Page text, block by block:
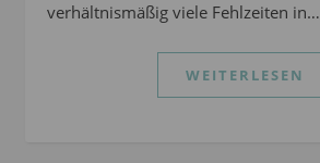
verhältnismäßig viele Fehlzeiten in…
WEITERLESEN